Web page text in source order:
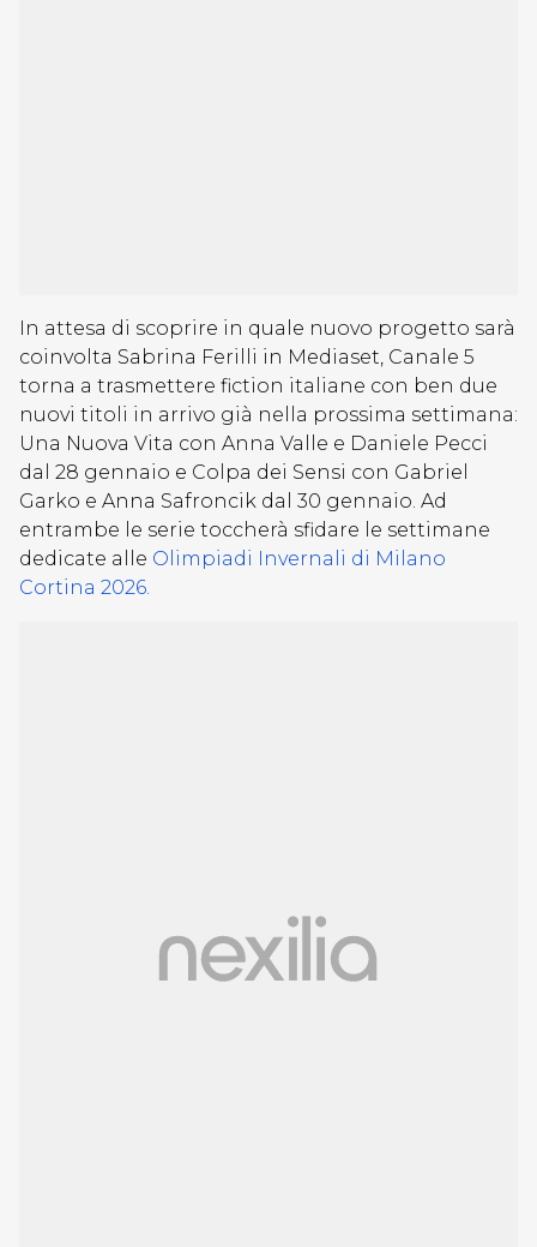
In attesa di scoprire in quale nuovo progetto sarà
coinvolta Sabrina Ferilli in Mediaset, Canale 5
torna a trasmettere fiction italiane con ben due
nuovi titoli in arrivo già nella prossima settimana:
Una Nuova Vita con Anna Valle e Daniele Pecci
dal 28 gennaio e Colpa dei Sensi con Gabriel
Garko e Anna Safroncik dal 30 gennaio. Ad
entrambe le serie toccherà sfidare le settimane
dedicate alle Olimpiadi Invernali di Milano
Cortina 2026.